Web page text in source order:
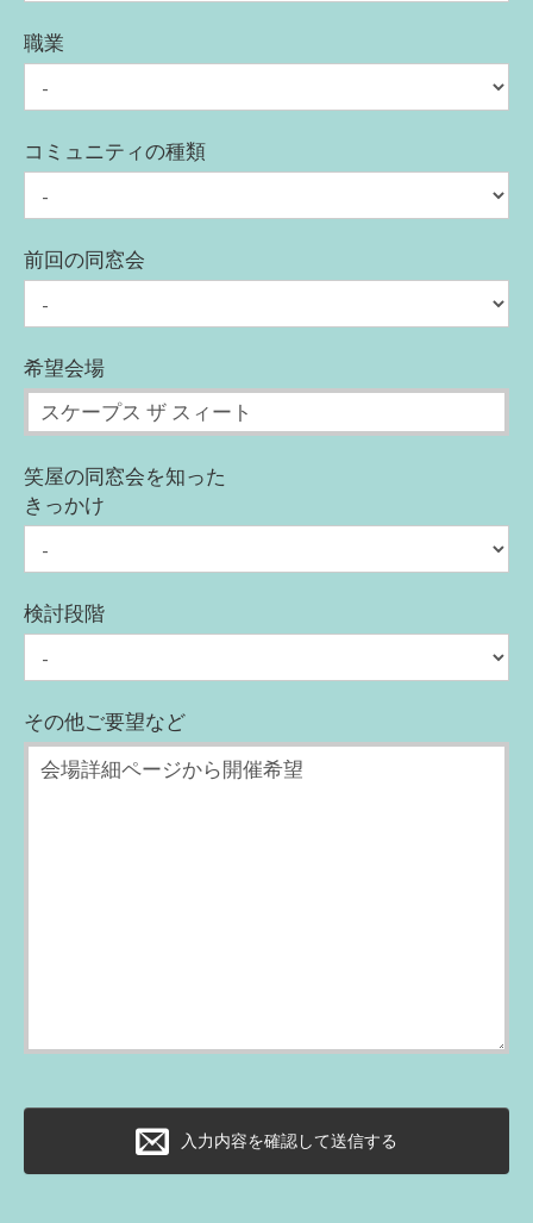
職業
コミュニティの種類
前回の同窓会
希望会場
笑屋の同窓会を知った
きっかけ
検討段階
その他ご要望など
入力内容を確認して送信する